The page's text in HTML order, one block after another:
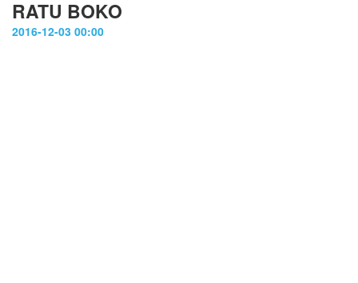
RATU BOKO
2016-12-03 00:00